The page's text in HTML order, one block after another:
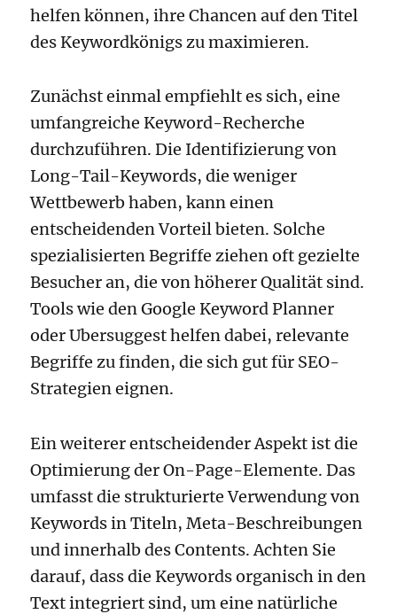
helfen können, ihre Chancen auf den Titel
des Keywordkönigs zu maximieren.
Zunächst einmal empfiehlt es sich, eine
umfangreiche Keyword-Recherche
durchzuführen. Die Identifizierung von
Long-Tail-Keywords, die weniger
Wettbewerb haben, kann einen
entscheidenden Vorteil bieten. Solche
spezialisierten Begriffe ziehen oft gezielte
Besucher an, die von höherer Qualität sind.
Tools wie den Google Keyword Planner
oder Ubersuggest helfen dabei, relevante
Begriffe zu finden, die sich gut für SEO-
Strategien eignen.
Ein weiterer entscheidender Aspekt ist die
Optimierung der On-Page-Elemente. Das
umfasst die strukturierte Verwendung von
Keywords in Titeln, Meta-Beschreibungen
und innerhalb des Contents. Achten Sie
darauf, dass die Keywords organisch in den
Text integriert sind, um eine natürliche